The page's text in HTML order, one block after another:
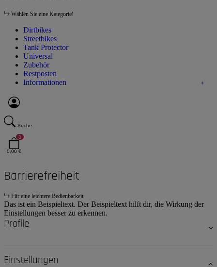
Wählen Sie eine Kategorie!
Dirtbikes
Streetbikes
Tank Protector
Universal
Zubehör
Restposten
Informationen
Suche
0
0,00 €
Barrierefreiheit
Für eine leichtere Bedienbarkeit
Das ist ein Beispieltext. Der Beispieltext hilft dir, die Wirkung der
Einstellungen besser zu erkennen.
Profile
Einstellungen